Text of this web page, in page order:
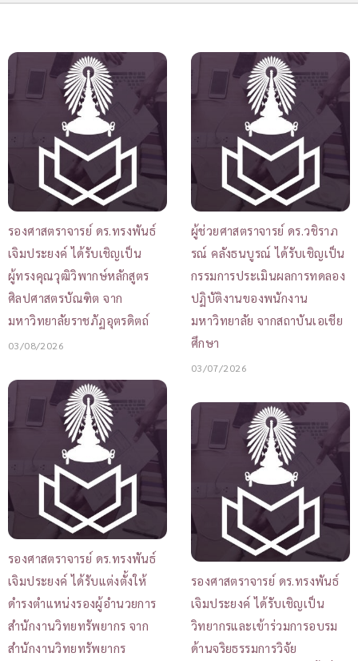
รองศาสตราจารย์ ดร.ทรงพันธ์
เจิมประยงค์ ได้รับเชิญเป็น
ผู้ทรงคุณวุฒิวิพากษ์หลักสูตร
ศิลปศาสตรบัณฑิต จาก
มหาวิทยาลัยราชภัฏอุตรดิตถ์
03/08/2026
ผู้ช่วยศาสตราจารย์ ดร.วชิราภ
รณ์ คลังธนบูรณ์ ได้รับเชิญเป็น
กรรมการประเมินผลการทดลอง
ปฏิบัติงานของพนักงาน
มหาวิทยาลัย จากสถาบันเอเชีย
ศึกษา
03/07/2026
รองศาสตราจารย์ ดร.ทรงพันธ์
เจิมประยงค์ ได้รับแต่งตั้งให้
ดำรงตำแหน่งรองผู้อำนวยการ
สำนักงานวิทยทรัพยากร จาก
สำนักงานวิทยทรัพยากร
รองศาสตราจารย์ ดร.ทรงพันธ์
เจิมประยงค์ ได้รับเชิญเป็น
วิทยากรและเข้าร่วมการอบรม
ด้านจริยธรรมการวิจัย